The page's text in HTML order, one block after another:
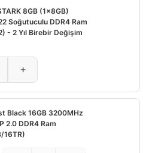
8GB (1x8GB)
Soğutuculu DDR4 Ram
- 2 Yıl Birebir Değişim
+
Black 16GB 3200MHz
2.0 DDR4 Ram
16TR)